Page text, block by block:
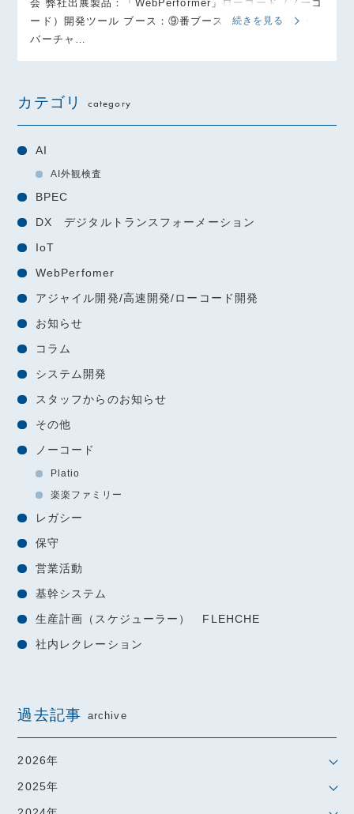
会 弊社出展製品：「WebPerformer」ローコード（ノーコ
ード）開発ツール ブース：⑨番ブース（システム開発・
バーチャ…
続きを見る
カテゴリ category
AI
AI外観検査
BPEC
DX デジタルトランスフォーメーション
IoT
WebPerfomer
アジャイル開発/高速開発/ローコード開発
お知らせ
コラム
システム開発
スタッフからのお知らせ
その他
ノーコード
Platio
楽楽ファミリー
レガシー
保守
営業活動
基幹システム
生産計画（スケジューラー） FLEHCHE
社内レクレーション
過去記事 archive
2026年
2025年